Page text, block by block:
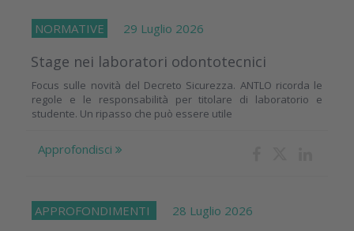
NORMATIVE 29 Luglio 2026
Stage nei laboratori odontotecnici
Focus sulle novità del Decreto Sicurezza. ANTLO ricorda le
regole e le responsabilità per titolare di laboratorio e
studente. Un ripasso che può essere utile
Approfondisci
APPROFONDIMENTI 28 Luglio 2026